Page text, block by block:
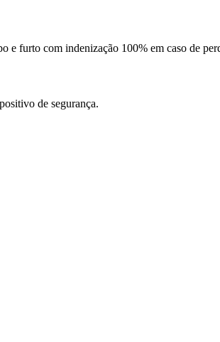
e furto com indenização 100% em caso de
de segurança.